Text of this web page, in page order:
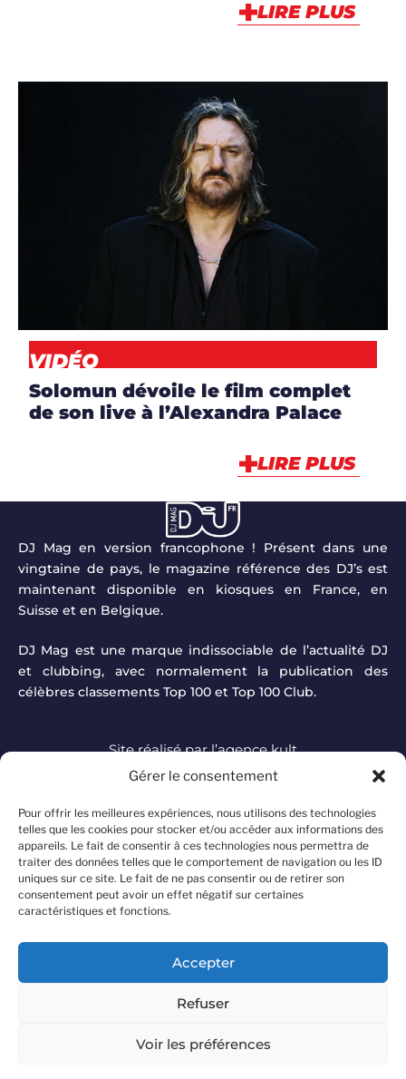
Gérer le consentement
Pour offrir les meilleures expériences, nous utilisons des technologies
telles que les cookies pour stocker et/ou accéder aux informations des
appareils. Le fait de consentir à ces technologies nous permettra de
traiter des données telles que le comportement de navigation ou les ID
uniques sur ce site. Le fait de ne pas consentir ou de retirer son
consentement peut avoir un effet négatif sur certaines
caractéristiques et fonctions.
Accepter
Refuser
Voir les préférences
LIRE PLUS
ARTICLES,ARTISTES
DJS,NEWS
VIDÉO
VIDÉO
Solomun dévoile le film complet
de son live à l’Alexandra Palace
LIRE PLUS
DJ Mag en version francophone ! Présent dans une
vingtaine de pays, le magazine référence des DJ’s est
maintenant disponible en kiosques en France, en
Suisse et en Belgique.
DJ Mag est une marque indissociable de l’actualité DJ
et clubbing, avec normalement la publication des
célèbres classements Top 100 et Top 100 Club.
Site réalisé parl’agence kult
monde
Offre d'abonnement
Devenir annonceur
Contacter le magazine
TOUTE L'ACTUALITÉ
FOCUS ARTISTES
TOP 100 DJ MAG
INTERVIEWS
Mentions légales
Rejoindre l'équipe DJ Mag